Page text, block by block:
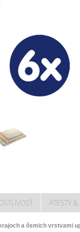
ATESTY
a ôsmich vrstvami